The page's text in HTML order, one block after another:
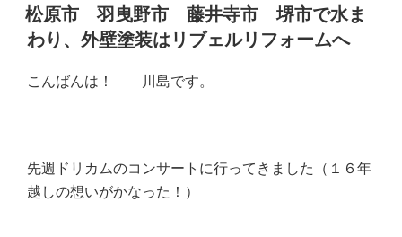
稿
日:
松原市 羽曳野市 藤井寺市 堺市で水ま
わり、外壁塗装はリブェルリフォームへ
こんばんは！ 川島です。
先週ドリカムのコンサートに行ってきました（１６年
越しの想いがかなった！）